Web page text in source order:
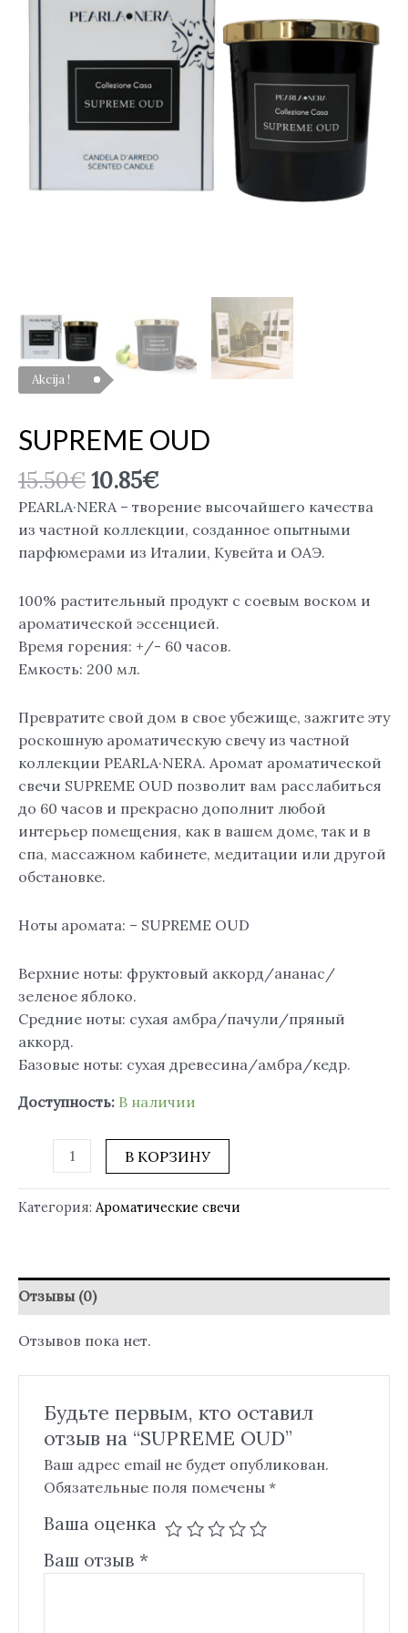
Akcija !
SUPREME OUD
15.50€10.85€
PEARLA·NERA – творение высочайшего качества
из частной коллекции, созданное опытными
парфюмерами из Италии, Кувейта и ОАЭ.
100% растительный продукт с соевым воском и
ароматической эссенцией.
Время горения: +/- 60 часов.
Емкость: 200 мл.
Превратите свой дом в свое убежище, зажгите эту
роскошную ароматическую свечу из частной
коллекции PEARLA·NERA. Аромат ароматической
свечи SUPREME OUD позволит вам расслабиться
до 60 часов и прекрасно дополнит любой
интерьер помещения, как в вашем доме, так и в
спа, массажном кабинете, медитации или другой
обстановке.
Ноты аромата: – SUPREME OUD
Верхние ноты: фруктовый аккорд/ананас/
зеленое яблоко.
Средние ноты: сухая амбра/пачули/пряный
аккорд.
Базовые ноты: сухая древесина/амбра/кедр.
Доступность: В наличии
В КОРЗИНУ
Категория: Ароматические свечи
Отзывы (0)
Отзывов пока нет.
Будьте первым, кто оставил
отзыв на “SUPREME OUD”
Ваш адрес email не будет опубликован.
Обязательные поля помечены *
Ваша оценка
Ваш отзыв *